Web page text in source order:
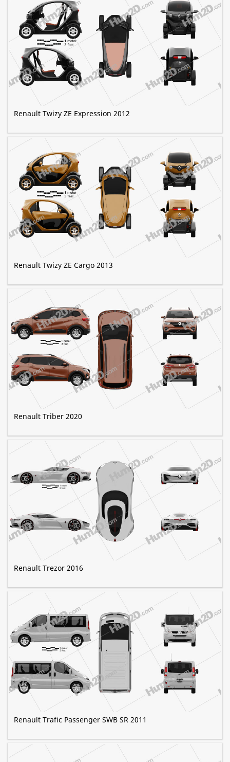
Renault Twizy ZE Expression 2012
Renault Twizy ZE Cargo 2013
Renault Triber 2020
Renault Trezor 2016
Renault Trafic Passenger SWB SR 2011